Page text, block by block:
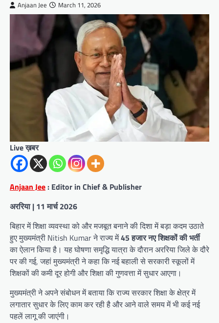
Anjaan Jee March 11, 2026
Live ख़बर
Anjaan Jee : Editor in Chief & Publisher
अररिया | 11 मार्च 2026
बिहार में शिक्षा व्यवस्था को और मजबूत बनाने की दिशा में बड़ा कदम उठाते
हुए मुख्यमंत्री Nitish Kumar ने राज्य में45 हजार नए शिक्षकों की भर्ती
का ऐलान किया है। यह घोषणा समृद्धि यात्रा के दौरान अररिया जिले के दौरे
पर की गई, जहां मुख्यमंत्री ने कहा कि नई बहाली से सरकारी स्कूलों में
शिक्षकों की कमी दूर होगी और शिक्षा की गुणवत्ता में सुधार आएगा।
मुख्यमंत्री ने अपने संबोधन में बताया कि राज्य सरकार शिक्षा के क्षेत्र में
लगातार सुधार के लिए काम कर रही है और आने वाले समय में भी कई नई
पहलें लागू की जाएंगी।